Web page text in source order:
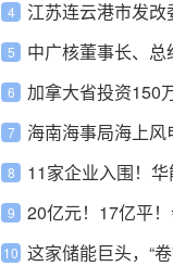
展合作协议：加
江苏连云港市发
动新型储能项目建
中广核董事长、
记、省长
加拿大省投资150
究
海南海事局海上
管理办法
11家企业入围！
开关柜物资框采中
20亿元！17亿平
隔离膜项目开工
这家储能巨头，“